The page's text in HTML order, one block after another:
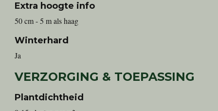
Extra hoogte info
50 cm - 5 m als haag
Winterhard
Ja
VERZORGING & TOEPASSING
Plantdichtheid